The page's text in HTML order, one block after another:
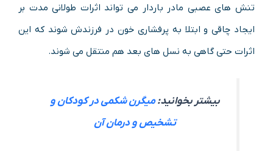
تنش های عصبی مادر باردار می تواند اثرات طولانی مدت بر
ایجاد چاقی و ابتلا به پرفشاری خون در فرزندش شوند که این
اثرات حتی گاهی به نسل های بعد هم منتقل می شوند.
بیشتر بخوانید:میگرن شکمی در کودکان و
تشخیص و درمان آن